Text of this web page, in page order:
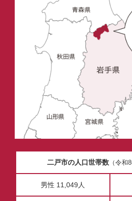
二戸市の人口世帯数（令和8
男性 11,049人